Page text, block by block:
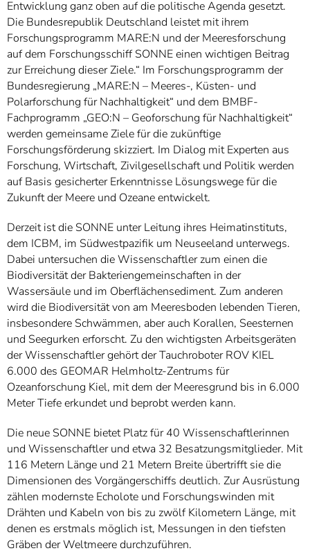
Entwicklung ganz oben auf die politische Agenda gesetzt.
Die Bundesrepublik Deutschland leistet mit ihrem
Forschungsprogramm MARE:N und der Meeresforschung
auf dem Forschungsschiff SONNE einen wichtigen Beitrag
zur Erreichung dieser Ziele.“ Im Forschungsprogramm der
Bundesregierung „MARE:N – Meeres-, Küsten- und
Polarforschung für Nachhaltigkeit“ und dem BMBF-
Fachprogramm „GEO:N – Geoforschung für Nachhaltigkeit“
werden gemeinsame Ziele für die zukünftige
Forschungsförderung skizziert. Im Dialog mit Experten aus
Forschung, Wirtschaft, Zivilgesellschaft und Politik werden
auf Basis gesicherter Erkenntnisse Lösungswege für die
Zukunft der Meere und Ozeane entwickelt.
Derzeit ist die SONNE unter Leitung ihres Heimatinstituts,
dem ICBM, im Südwestpazifik um Neuseeland unterwegs.
Dabei untersuchen die Wissenschaftler zum einen die
Biodiversität der Bakteriengemeinschaften in der
Wassersäule und im Oberflächensediment. Zum anderen
wird die Biodiversität von am Meeresboden lebenden Tieren,
insbesondere Schwämmen, aber auch Korallen, Seesternen
und Seegurken erforscht. Zu den wichtigsten Arbeitsgeräten
der Wissenschaftler gehört der Tauchroboter ROV KIEL
6.000 des GEOMAR Helmholtz-Zentrums für
Ozeanforschung Kiel, mit dem der Meeresgrund bis in 6.000
Meter Tiefe erkundet und beprobt werden kann.
Die neue SONNE bietet Platz für 40 Wissenschaftlerinnen
und Wissenschaftler und etwa 32 Besatzungsmitglieder. Mit
116 Metern Länge und 21 Metern Breite übertrifft sie die
Dimensionen des Vorgängerschiffs deutlich. Zur Ausrüstung
zählen modernste Echolote und Forschungswinden mit
Drähten und Kabeln von bis zu zwölf Kilometern Länge, mit
denen es erstmals möglich ist, Messungen in den tiefsten
Gräben der Weltmeere durchzuführen.